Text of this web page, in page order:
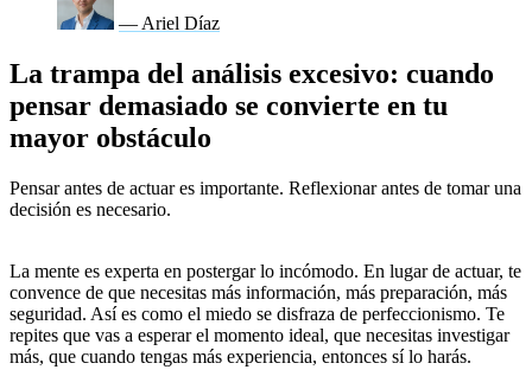
— Ariel Díaz
La trampa del análisis excesivo: cuando
pensar demasiado se convierte en tu
mayor obstáculo
Pensar antes de actuar es importante. Reflexionar antes de tomar una
decisión es necesario.
La mente es experta en postergar lo incómodo. En lugar de actuar, te
convence de que necesitas más información, más preparación, más
seguridad. Así es como el miedo se disfraza de perfeccionismo. Te
repites que vas a esperar el momento ideal, que necesitas investigar
más, que cuando tengas más experiencia, entonces sí lo harás.